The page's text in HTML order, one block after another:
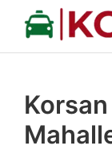
İçeriğe